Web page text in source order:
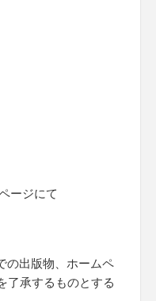
ージにて
の出版物、ホームペ
了承するものとする